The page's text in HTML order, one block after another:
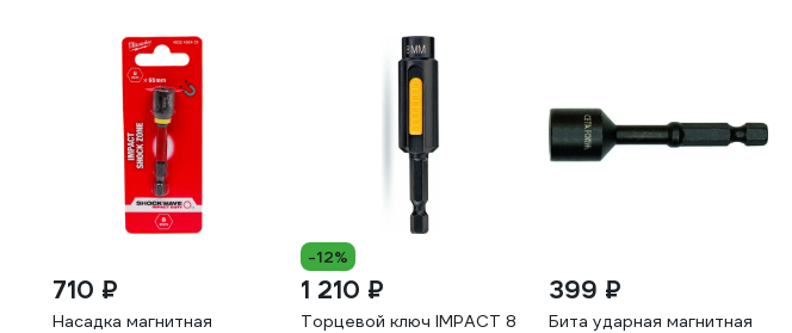
710 ₽
Насадка магнитная
-12%
1 210 ₽
Торцевой ключ IMPACT 8
399 ₽
Бита ударная магнитная